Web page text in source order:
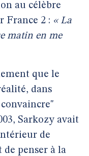
au célèbre
France 2 : « La
matin en me
que le
dans
Sarkozy avait
de
penser à la